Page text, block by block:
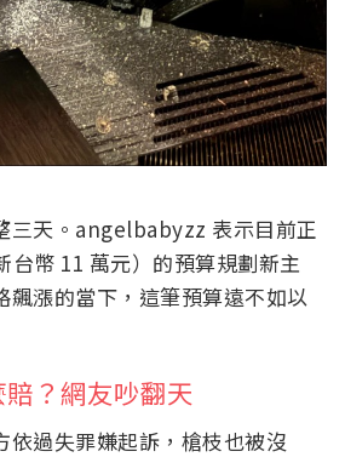
三天。angelbabyzz 表示目前正
台幣 11 萬元）的預算規劃新主
飆漲的當下，這筆預算遠不如以
？網友吵翻天
依過失罪嫌起訴，槍枝也被沒